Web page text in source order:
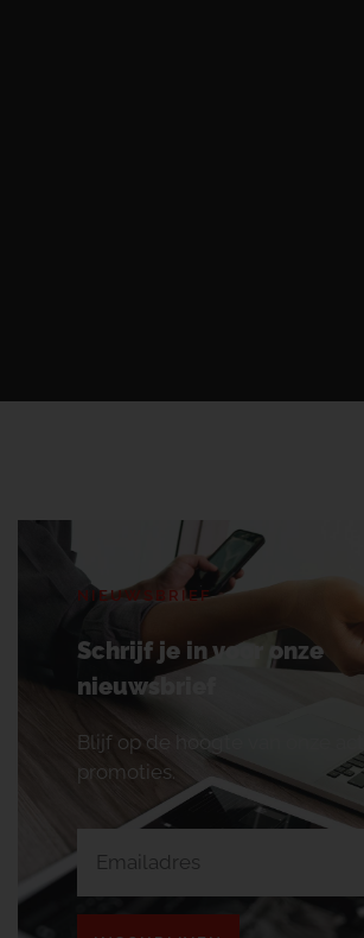
NIEUWSBRIEF
Schrijf je in voor onze
nieuwsbrief
Blijf op de hoogte van onze
promoties.